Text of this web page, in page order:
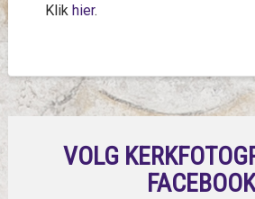
Klik hier.
VOLG